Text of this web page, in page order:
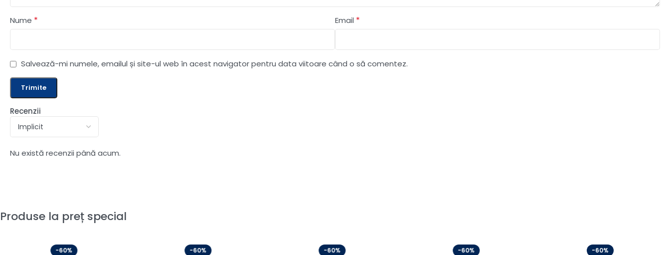
Recenzii
Nu există recenzii până acum.
Nume * Email *
Salvează-mi numele, emailul și site-ul web în acest navigator pentru data viitoare când o să comentez.
Produse la preț special